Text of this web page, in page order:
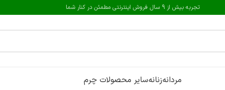
تجربه بیش از 9 سال فروش اینترنتی مطمئن در کنار شما
مردانهزنانهسایر محصولات چرم